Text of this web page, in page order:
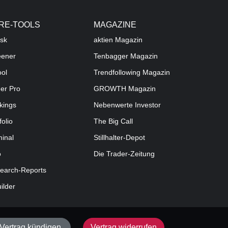
TOOLS
Pro
Reports
MAGAZINE
aktien Magazin
Tenbagger Magazin
Trendfollowing Magazin
GROWTH Magazin
Nebenwerte Investor
The Big Call
Stillhalter-Depot
Die Trader-Zeitung